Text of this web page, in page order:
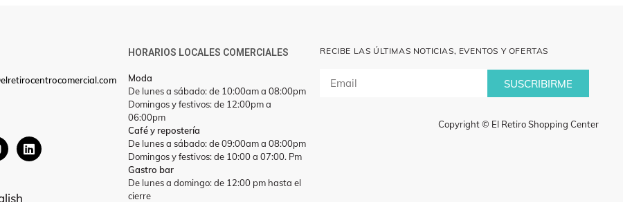
HORARIOS LOCALES COMERCIALES
Moda
De lunes a sábado: de 10:00am a 08:00pm
Domingos y festivos: de 12:00pm a
06:00pm
Café y repostería
De lunes a sábado: de 09:00am a 08:00pm
Domingos y festivos: de 10:00 a 07:00. Pm
Gastro bar
De lunes a domingo: de 12:00 pm hasta el
cierre
RECIBE LAS ÚLTIMAS NOTICIAS, EVENTOS Y OFERTAS
SUSCRIBIRME
Copyright © El Retiro Shopping Center